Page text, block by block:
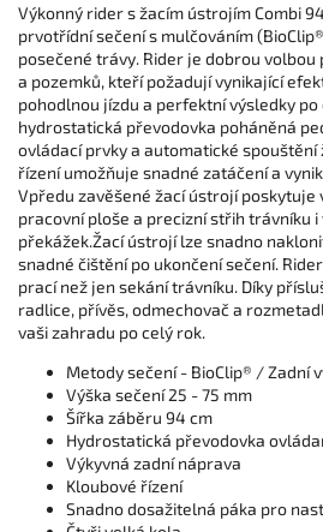
Výkonný rider s žacím ústrojím Combi
prvotřídní sečení s mulčováním
posečené trávy. Rider je dobrou
a pozemků, kteří požadují vynikající
pohodlnou jízdu a perfektní výsledky
hydrostatická převodovka poháněná
ovládací prvky a automatické spouštění
řízení umožňuje snadné zatáčení a
Vpředu zavěšené žací ústrojí poskytuje
pracovní ploše a precizní střih trávníku
překážek.Žací ústrojí lze snadno
snadné čištění po ukončení sečení.
prací než jen sekání trávníku. Díky
radlice, přívěs, odmechovač a
vaši zahradu po celý rok.
Metody sečení - BioClip® / Zadní
Výška sečení 25 - 75 mm
Šířka záběru 94 cm
Hydrostatická převodovka
Výkyvná zadní náprava
Kloubové řízení
Snadno dosažitelná páka pro